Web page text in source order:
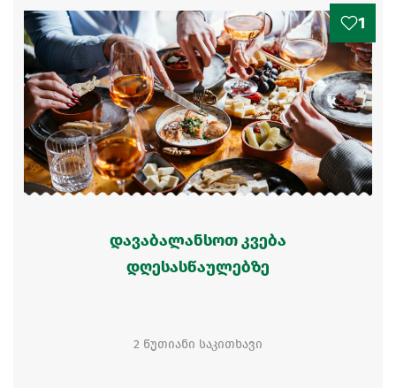
1
დავაბალანსოთ კვება
დღესასწაულებზე
2 წუთიანი საკითხავი